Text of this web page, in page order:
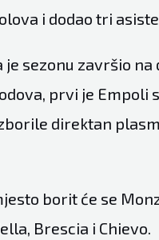
i dodao tri
je sezonu završio na
prvi je Empoli
direktan
borit će se
Brescia i Chievo.